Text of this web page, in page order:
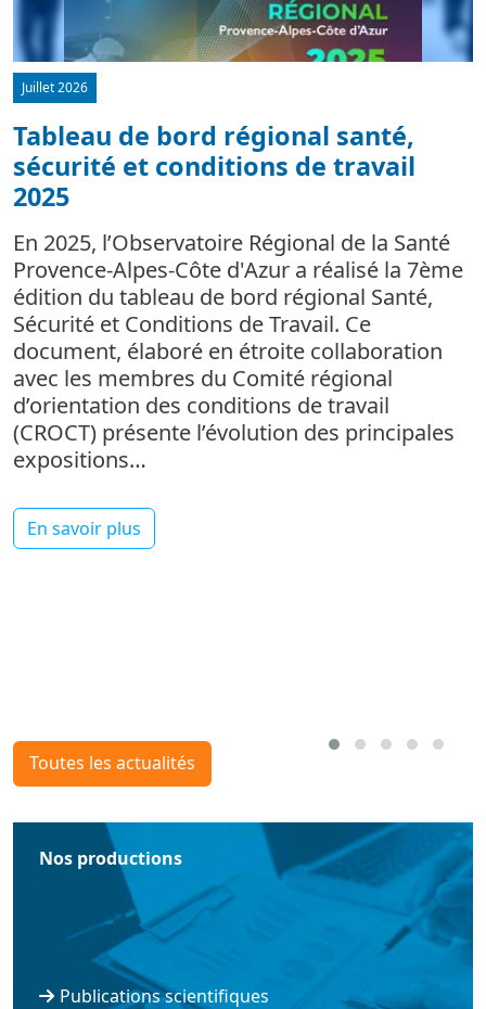
Juillet 2026
Tableau de bord régional santé,
sécurité et conditions de travail
2025
En 2025, l’Observatoire Régional de la Santé
Provence-Alpes-Côte d'Azur a réalisé la 7ème
édition du tableau de bord régional Santé,
Sécurité et Conditions de Travail. Ce
document, élaboré en étroite collaboration
avec les membres du Comité régional
d’orientation des conditions de travail
(CROCT) présente l’évolution des principales
expositions…
En savoir plus
Toutes les actualités
Nos productions
Publications scientifiques